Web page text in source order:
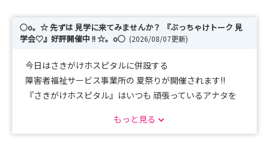
○o。☆ 先ずは 見学に来てみませんか？ 『ぶっちゃけトーク 見
学会♡』好評開催中 !! ☆。o○ (2026/08/07更新)
今日はさきがけホスピタルに併設する
障害者福祉サービス事業所の 夏祭りが開催されます!!
『さきがけホスピタル』はいつも 頑張っているアナタを
もっと見る